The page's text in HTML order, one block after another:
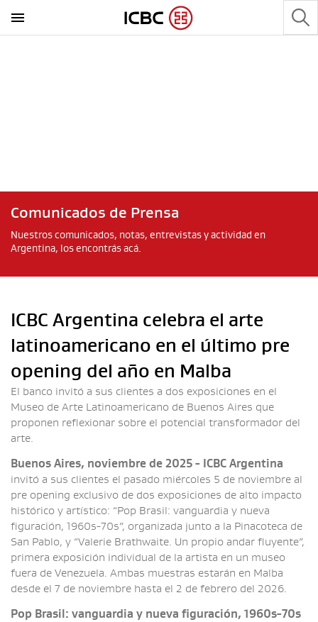
Comunicados de Prensa
Nuestros comunicados, notas, entrevistas y actividad en
Argentina, los encontrás acá.
ICBC Argentina celebra el arte
latinoamericano en el último pre
opening del año en Malba
El banco invitó a sus clientes a dos exposiciones en el
Museo de Arte Latinoamericano de Buenos Aires que
proponen reflexionar sobre el potencial transformador del
arte.
Buenos Aires, noviembre de 2025 - ICBC Argentina
invitó a sus clientes el pasado miércoles 5 de noviembre al
pre opening exclusivo de dos exposiciones de alto impacto
histórico y artístico: “Pop Brasil: vanguardia y nueva
figuración, 1960s-70s”, organizada junto a la Pinacoteca de
San Pablo, y “Valerie Brathwaite. Un propio andar fluyente”,
primera exposición individual de la artista en un museo
fuera de Venezuela. Ambas muestras estarán en Malba
desde el 7 de noviembre hasta el 2 de febrero del 2026.
Pop Brasil: vanguardia y nueva figuración, 1960s-70s